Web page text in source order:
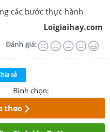
các bước thực hành
Loigiaihay.com
Đánh giá:
sẻ
Bình chọn:
theo